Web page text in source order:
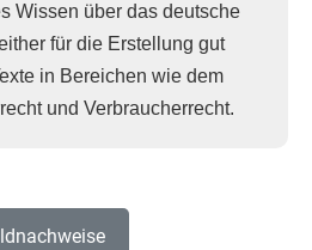
Wissen über das deutsche
für die Erstellung gut
in Bereichen wie dem
und Verbraucherrecht.